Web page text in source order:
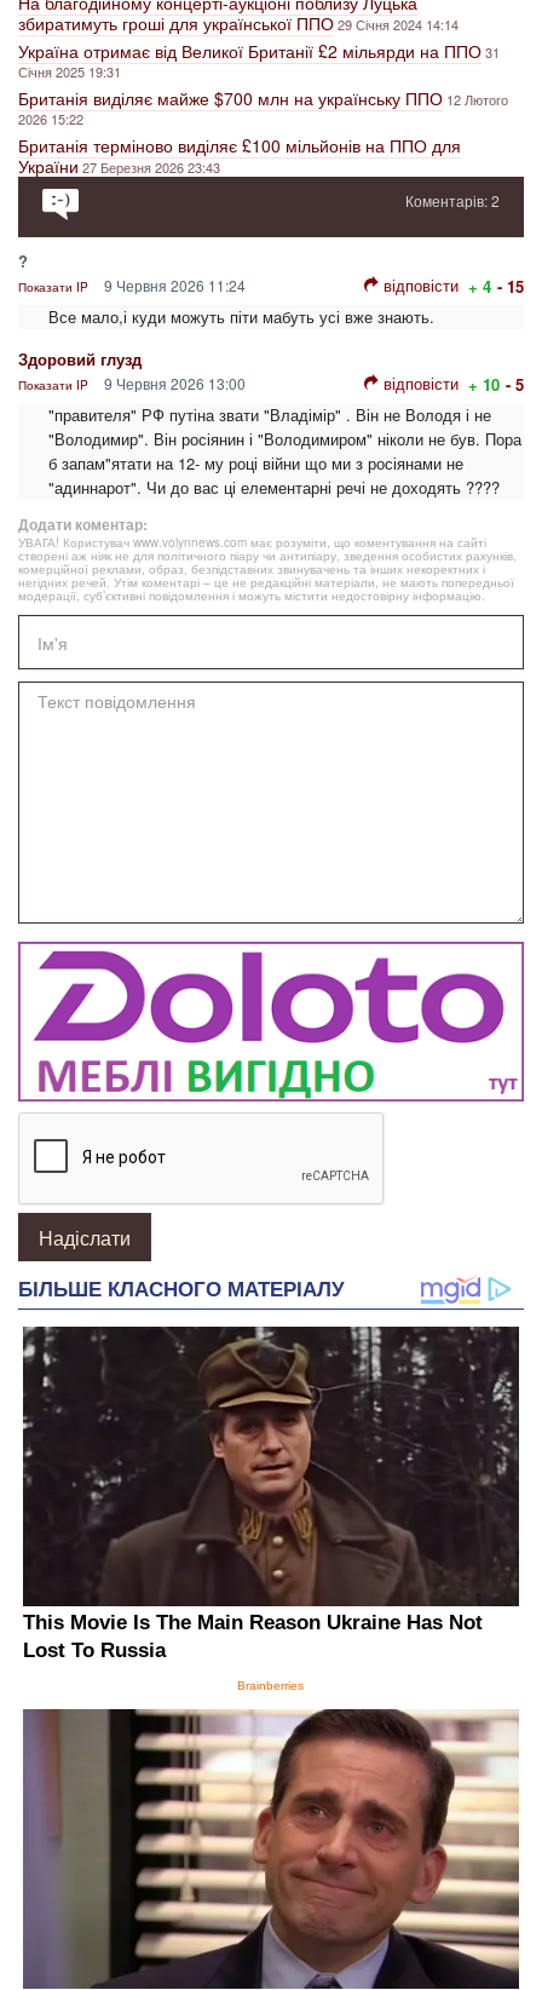
збиратимуть гроші для української ППО29 Січня 2024 14:14
Україна отримає від Великої Британії £2 мільярди на ППО31
Січня 2025 19:31
Британія виділяє майже $700 млн на українську ППО 12 Лютого
2026 15:22
Британія терміново виділяє £100 мільйонів на ППО для
України27 Березня 2026 23:43
Коментарів: 2
?
Показати IP 9 Червня 2026 11:24 відповісти + 4 - 15
Все мало,і куди можуть піти мабуть усі вже знають.
Здоровий глузд
Показати IP 9 Червня 2026 13:00 відповісти + 10 - 5
"правителя" РФ путіна звати "Владімір" . Він не Володя і не
"Володимир". Він росіянин і "Володимиром" ніколи не був. Пора
б запам"ятати на 12- му році війни що ми з росіянами не
"адиннарот". Чи до вас ці елементарні речі не доходять ????
Додати коментар:
УВАГА! Користувач www.volynnews.com має розуміти, що коментування на сайті
створені аж ніяк не для політичного піару чи антипіару, зведення особистих рахунків,
комерційної реклами, образ, безпідставних звинувачень та інших некоректних і
негідних речей. Утім коментарі – це не редакційні матеріали, не мають попередньої
модерації, суб’єктивні повідомлення і можуть містити недостовірну інформацію.